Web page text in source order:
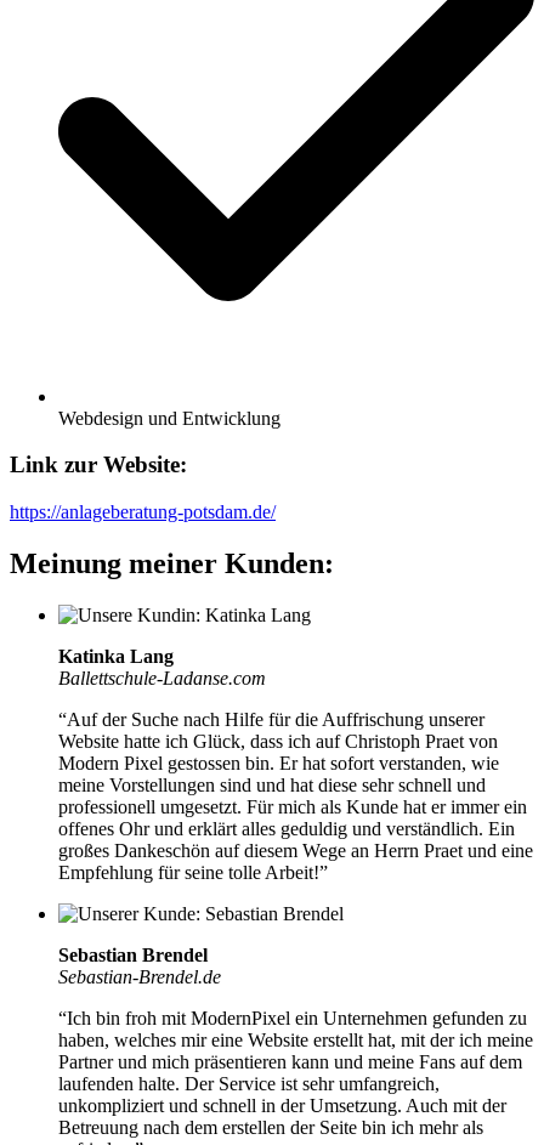
Webdesign und Entwicklung
Link zur Website:
https://anlageberatung-potsdam.de/
Meinung meiner Kunden:
Katinka Lang
Ballettschule-Ladanse.com
“Auf der Suche nach Hilfe für die Auffrischung unserer
Website hatte ich Glück, dass ich auf Christoph Praet von
Modern Pixel gestossen bin. Er hat sofort verstanden, wie
meine Vorstellungen sind und hat diese sehr schnell und
professionell umgesetzt. Für mich als Kunde hat er immer ein
offenes Ohr und erklärt alles geduldig und verständlich. Ein
großes Dankeschön auf diesem Wege an Herrn Praet und eine
Empfehlung für seine tolle Arbeit!”
Sebastian Brendel
Sebastian-Brendel.de
“Ich bin froh mit ModernPixel ein Unternehmen gefunden zu
haben, welches mir eine Website erstellt hat, mit der ich meine
Partner und mich präsentieren kann und meine Fans auf dem
laufenden halte. Der Service ist sehr umfangreich,
unkompliziert und schnell in der Umsetzung. Auch mit der
Betreuung nach dem erstellen der Seite bin ich mehr als